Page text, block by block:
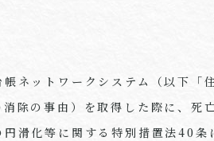
ネットワークシステム（以下「
除の事由）を取得した際に、死
滑化等に関する特別措置法40条